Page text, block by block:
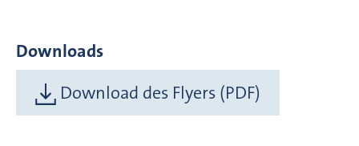
Downloads
Download des Flyers (PDF)